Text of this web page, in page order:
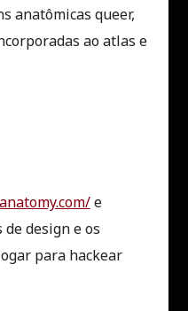
anatômicas queer,
ao atlas e
e
design e os
para hackear